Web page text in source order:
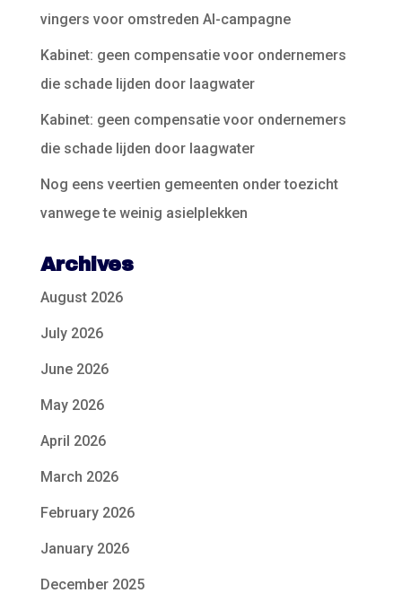
vingers voor omstreden AI-campagne
Kabinet: geen compensatie voor ondernemers
die schade lijden door laagwater
Kabinet: geen compensatie voor ondernemers
die schade lijden door laagwater
Nog eens veertien gemeenten onder toezicht
vanwege te weinig asielplekken
Archives
August 2026
July 2026
June 2026
May 2026
April 2026
March 2026
February 2026
January 2026
December 2025